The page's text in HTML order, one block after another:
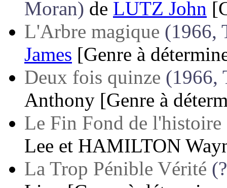
Moran) de LUTZ John
L'Arbre magique (1966,
James [Genre à
Deux fois quinze (1966,
Anthony [Genre à
Le Fin Fond de l'histoire
Lee et HAMILTON
La Trop Pénible Vérité